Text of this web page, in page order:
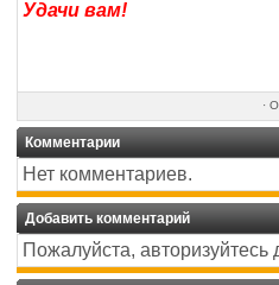
Удачи вам!
·
Комментарии
Нет комментариев.
Добавить комментарий
Пожалуйста,